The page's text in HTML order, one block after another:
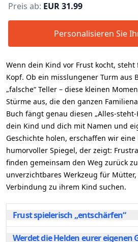
Preis ab: EUR 31.99
Personalisieren Sie
Wenn dein Kind vor Frust kocht,
Kopf. Ob ein misslungener Turm aus
„falsche“ Teller – diese kleinen
Stürme aus, die den ganzen
Buch fängt genau diesen „Alles-
dein Kind und dich mit Namen und
Geschichte holen, erschaffen wir eine
humorvoller Spiegel, der zeigt:
finden gemeinsam den Weg zurück
unverzichtbares Werkzeug für
Verbindung zu ihrem Kind suchen.
Frust spielerisch „entschärfen“
Wir nehmen die typischen
Werdet die Helden eurer eigenen